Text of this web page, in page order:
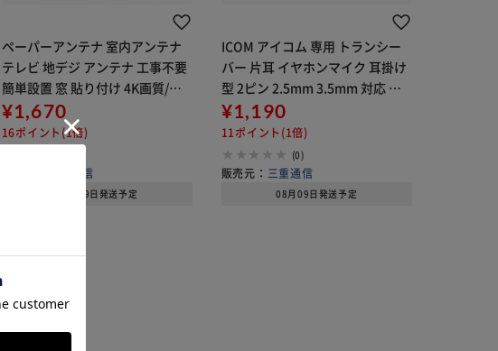
ペーパーアンテナ 室内アンテナ
テレビ 地デジ アンテナ 工事不要
簡単設置 窓 貼り付け 4K画質/フ
ルHD対応 全方位受信 放送 高感度
ポータブル 引越し 車中泊【代引
き不可】
¥1,670
16ポイント(1倍)
三重通信
08月09日発送予定
ICOM アイコム 専用 トランシー
バー 片耳 イヤホンマイク 耳掛け
型 2ピン 2.5mm 3.5mm 対応 無
線 通信 インカム 痛くならない ノ
イズキャンセル 両耳対応 業務用
【代引き不可】
¥1,190
11ポイント(1倍)
(0)
販売元： 三重通信
08月09日発送予定